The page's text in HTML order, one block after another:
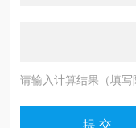
请输入计算结果（填